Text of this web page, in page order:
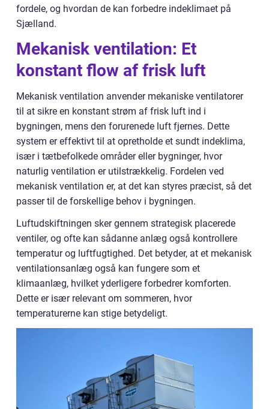
fordele, og hvordan de kan forbedre indeklimaet på
Sjælland.
Mekanisk ventilation: Et
konstant flow af frisk luft
Mekanisk ventilation anvender mekaniske ventilatorer
til at sikre en konstant strøm af frisk luft ind i
bygningen, mens den forurenede luft fjernes. Dette
system er effektivt til at opretholde et sundt indeklima,
især i tætbefolkede områder eller bygninger, hvor
naturlig ventilation er utilstrækkelig. Fordelen ved
mekanisk ventilation er, at det kan styres præcist, så det
passer til de forskellige behov i bygningen.
Luftudskiftningen sker gennem strategisk placerede
ventiler, og ofte kan sådanne anlæg også kontrollere
temperatur og luftfugtighed. Det betyder, at et mekanisk
ventilationsanlæg også kan fungere som et
klimaanlæg, hvilket yderligere forbedrer komforten.
Dette er især relevant om sommeren, hvor
temperaturerne kan stige betydeligt.